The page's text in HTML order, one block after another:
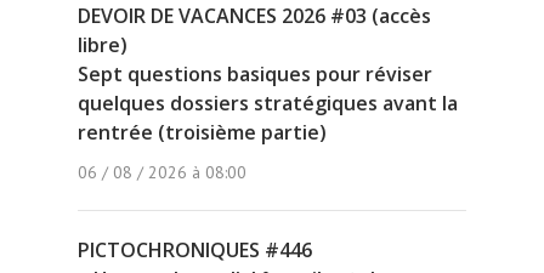
DEVOIR DE VACANCES 2026 #03 (accès
libre)
Sept questions basiques pour réviser
quelques dossiers stratégiques avant la
rentrée (troisième partie)
06 / 08 / 2026 à 08:00
PICTOCHRONIQUES #446